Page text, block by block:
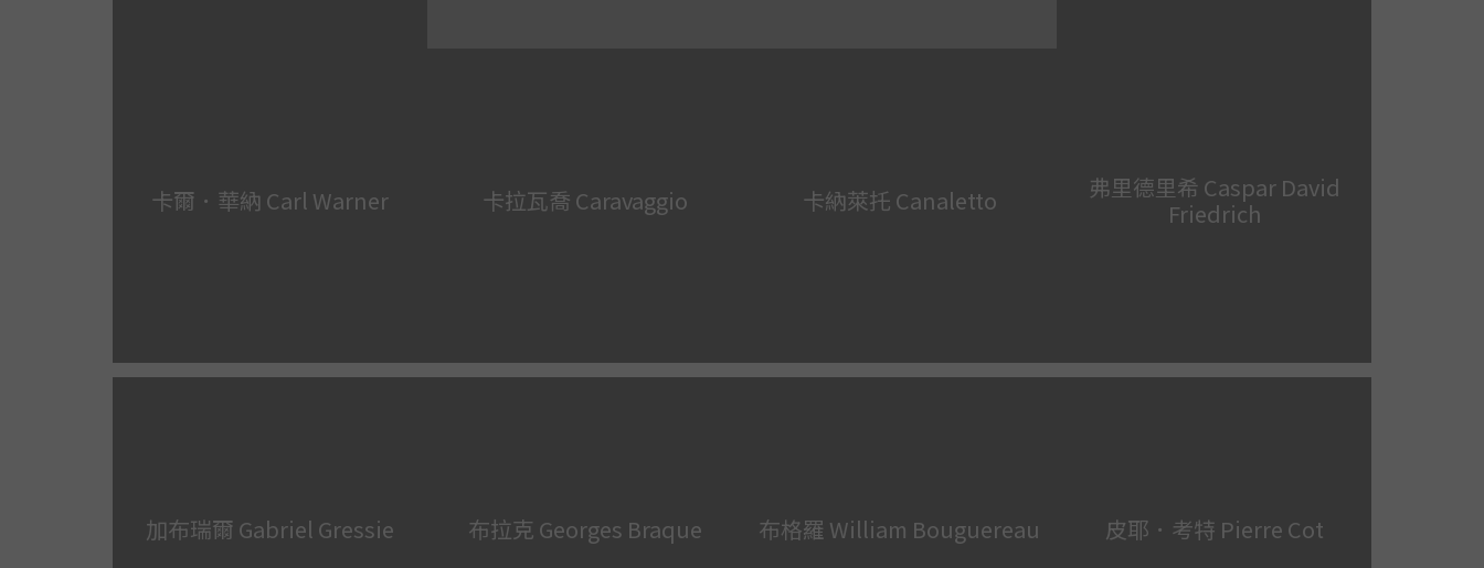
卡爾．華納 Carl Warner 卡拉瓦喬 Caravaggio 卡納萊托 Canaletto
弗里德里希 Caspar David
Friedrich
加布瑞爾 Gabriel Gressie 布拉克 Georges Braque 布格羅 William Bouguereau 皮耶．考特 Pierre Cot